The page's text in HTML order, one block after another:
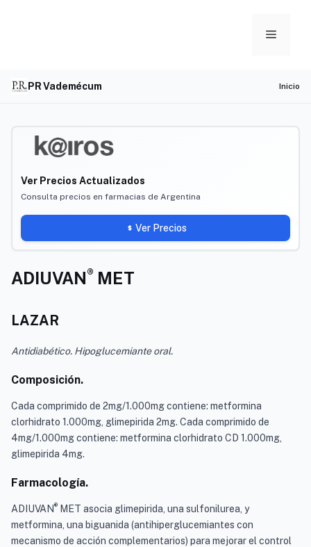
Menu
PR Vademécum Inicio
Ver Precios Actualizados
Consulta precios en farmacias de Argentina
Ver Precios
ADIUVAN® MET
LAZAR
Antidiabético. Hipoglucemiante oral.
Composición.
Cada comprimido de 2mg/1.000mg contiene: metformina
clorhidrato 1.000mg, glimepirida 2mg. Cada comprimido de
4mg/1.000mg contiene: metformina clorhidrato CD 1.000mg,
glimepirida 4mg.
Farmacología.
ADIUVAN® MET asocia glimepirida, una sulfonilurea, y
metformina, una biguanida (antihiperglucemiantes con
mecanismo de acción complementarios) para mejorar el control